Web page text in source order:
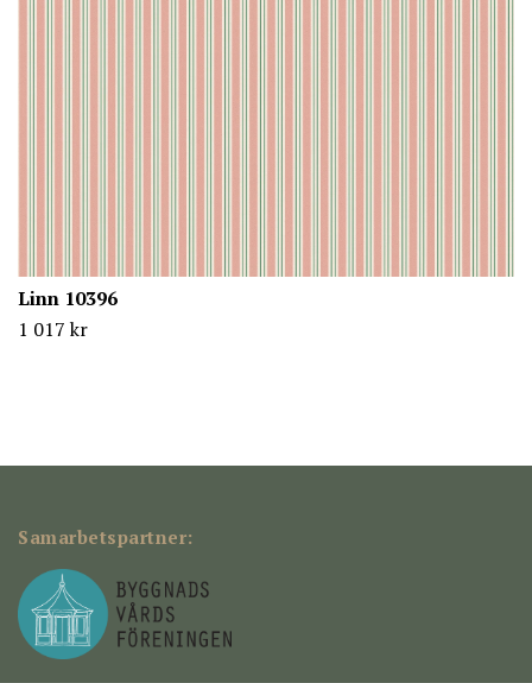
Linn 10396
1 017 kr
Samarbetspartner: